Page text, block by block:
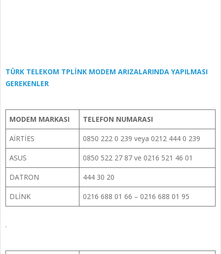
TÜRK TELEKOM TPLİNK MODEM ARIZALARINDA YAPILMASI
GEREKENLER
MODEM MARKASI TELEFON NUMARASI
AİRTİES 0850 222 0 239 veya 0212 444 0 239
ASUS 0850 522 27 87 ve 0216 521 46 01
DATRON 444 30 20
DLİNK 0216 688 01 66 – 0216 688 01 95
.